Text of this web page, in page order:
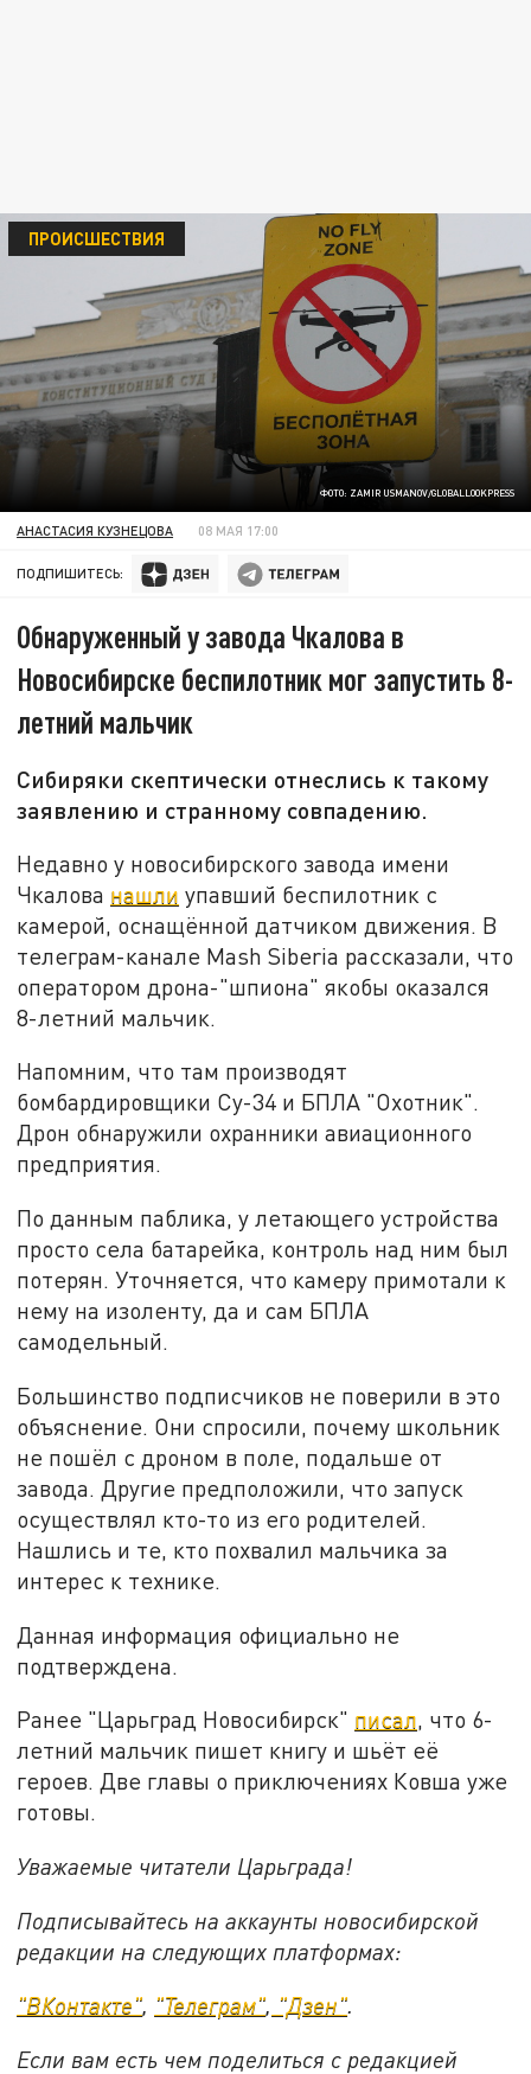
ФОТО: ZAMIR USMANOV/GLOBALLOOKPRESS
ПРОИСШЕСТВИЯ
АНАСТАСИЯ КУЗНЕЦОВА 08 МАЯ 17:00
ПОДПИШИТЕСЬ:
Обнаруженный у завода Чкалова в
Новосибирске беспилотник мог запустить 8-
летний мальчик
Сибиряки скептически отнеслись к такому
заявлению и странному совпадению.
Недавно у новосибирского завода имени
Чкалова нашли упавший беспилотник с
камерой, оснащённой датчиком движения. В
телеграм-канале Mash Siberia рассказали, что
оператором дрона-"шпиона" якобы оказался
8-летний мальчик.
Напомним, что там производят
бомбардировщики Су-34 и БПЛА "Охотник".
Дрон обнаружили охранники авиационного
предприятия.
По данным паблика, у летающего устройства
просто села батарейка, контроль над ним был
потерян. Уточняется, что камеру примотали к
нему на изоленту, да и сам БПЛА
самодельный.
Большинство подписчиков не поверили в это
объяснение. Они спросили, почему школьник
не пошёл с дроном в поле, подальше от
завода. Другие предположили, что запуск
осуществлял кто-то из его родителей.
Нашлись и те, кто похвалил мальчика за
интерес к технике.
Данная информация официально не
подтверждена.
Ранее "Царьград Новосибирск" писал, что 6-
летний мальчик пишет книгу и шьёт её
героев. Две главы о приключениях Ковша уже
готовы.
Уважаемые читатели Царьграда!
Подписывайтесь на аккаунты новосибирской
редакции на следующих платформах:
"ВКонтакте", "Телеграм", "Дзен".
Если вам есть чем поделиться с редакцией